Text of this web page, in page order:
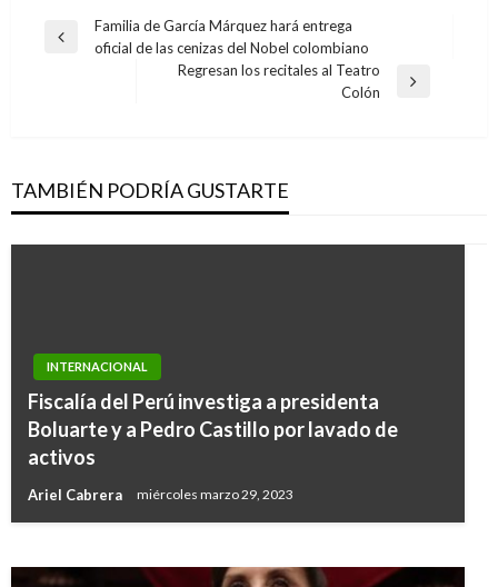
Navegación
Entrada
Familia de García Márquez hará entrega
oficial de las cenizas del Nobel colombiano
Regresan los recitales al Teatro
Colón
TAMBIÉN PODRÍA GUSTARTE
INTERNACIONAL
Fiscalía del Perú investiga a presidenta
Boluarte y a Pedro Castillo por lavado de
activos
Ariel Cabrera miércoles marzo 29, 2023
Canadá: plásticos de un solo uso estarían